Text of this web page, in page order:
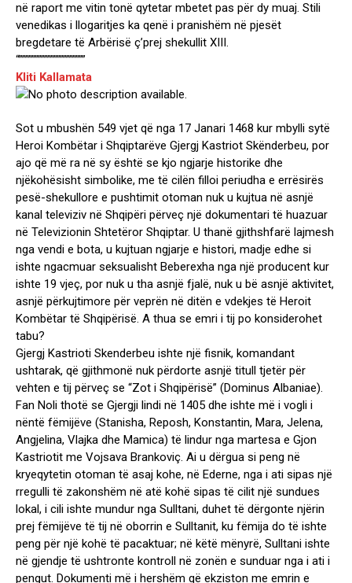
në raport me vitin tonë qytetar mbetet pas për dy muaj. Stili
venedikas i llogaritjes ka qenë i pranishëm në pjesët
bregdetare të Arbërisë ç’prej shekullit XIII.
“”””””””””””””””””””””
Kliti Kallamata
Sot u mbushën 549 vjet që nga 17 Janari 1468 kur mbylli sytë
Heroi Kombëtar i Shqiptarëve Gjergj Kastriot Skënderbeu, por
ajo që më ra në sy është se kjo ngjarje historike dhe
njëkohësisht simbolike, me të cilën filloi periudha e errësirës
pesë-shekullore e pushtimit otoman nuk u kujtua në asnjë
kanal televiziv në Shqipëri përveç një dokumentari të huazuar
në Televizionin Shtetëror Shqiptar. U thanë gjithshfarë lajmesh
nga vendi e bota, u kujtuan ngjarje e histori, madje edhe si
ishte ngacmuar seksualisht Beberexha nga një producent kur
ishte 19 vjeç, por nuk u tha asnjë fjalë, nuk u bë asnjë aktivitet,
asnjë përkujtimore për veprën në ditën e vdekjes të Heroit
Kombëtar të Shqipërisë. A thua se emri i tij po konsiderohet
tabu?
Gjergj Kastrioti Skenderbeu ishte një fisnik, komandant
ushtarak, që gjithmonë nuk përdorte asnjë titull tjetër për
vehten e tij përveç se “Zot i Shqipërisë” (Dominus Albaniae).
Fan Noli thotë se Gjergji lindi në 1405 dhe ishte më i vogli i
nëntë fëmijëve (Stanisha, Reposh, Konstantin, Mara, Jelena,
Angjelina, Vlajka dhe Mamica) të lindur nga martesa e Gjon
Kastriotit me Vojsava Brankoviç. Ai u dërgua si peng në
kryeqytetin otoman të asaj kohe, në Ederne, nga i ati sipas një
rregulli të zakonshëm në atë kohë sipas të cilit një sundues
lokal, i cili ishte mundur nga Sulltani, duhet të dërgonte njërin
prej fëmijëve të tij në oborrin e Sulltanit, ku fëmija do të ishte
peng për një kohë të pacaktuar; në këtë mënyrë, Sulltani ishte
në gjendje të ushtronte kontroll në zonën e sunduar nga i ati i
pengut. Dokumenti më i hershëm që ekziston me emrin e